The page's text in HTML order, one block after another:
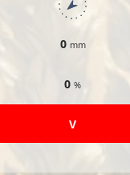
0 mm
0%
​V